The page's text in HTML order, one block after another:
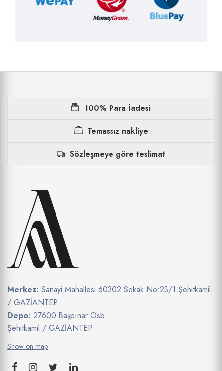
100% Para İadesi
Temassız nakliye
Sözleşmeye göre teslimat
Merkez: Sanayi Mahallesi 60302 Sokak No:23/1 Şehitkamil
/ GAZİANTEP
Depo: 27600 Başpınar Osb
Şehitkamil / GAZİANTEP
Show on map